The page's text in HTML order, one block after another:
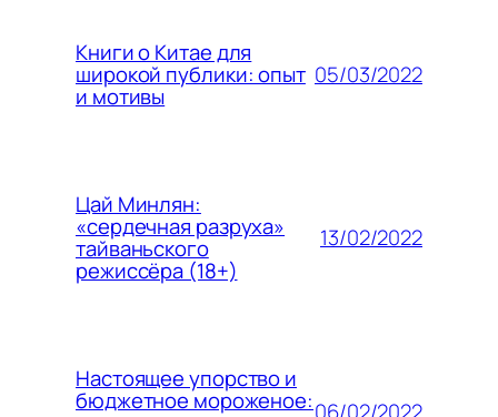
Книги о Китае для
широкой публики: опыт
и мотивы
05/03/2022
Цай Минлян:
«сердечная разруха»
тайваньского
режиссёра (18+)
13/02/2022
Настоящее упорство и
бюджетное мороженое: